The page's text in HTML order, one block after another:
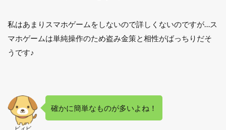
私はあまりスマホゲームをしないので詳しくないのですが…ス
マホゲームは単純操作のため盗み金策と相性がばっちりだそ
うです♪
ビィビ
確かに簡単なものが多いよね！